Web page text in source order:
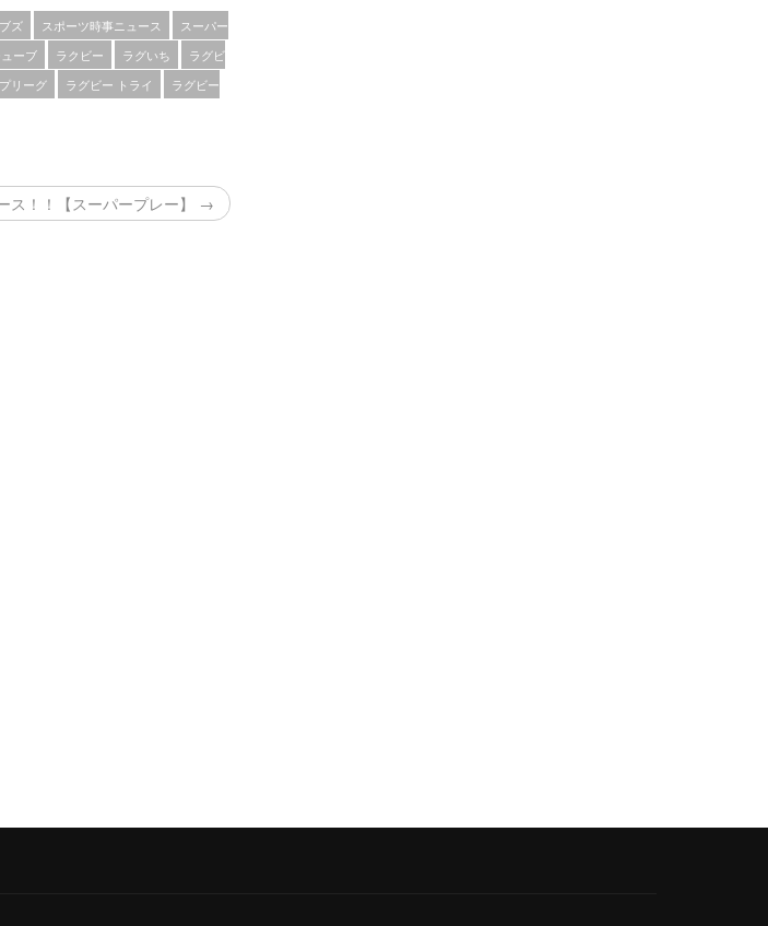
ズ スポーツ時事ニュース
スーパー
ーブ ラクビー ラグいち
ラグビ
リーグ ラグビー トライ
ラグビー
ス！！【スーパープレー】 →